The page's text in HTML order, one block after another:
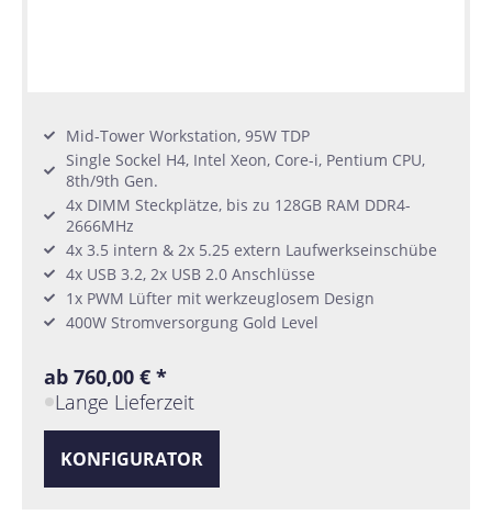
Mid-Tower Workstation, 95W TDP
Single Sockel H4, Intel Xeon, Core-i, Pentium CPU,
8th/9th Gen.
4x DIMM Steckplätze, bis zu 128GB RAM DDR4-
2666MHz
4x 3.5 intern & 2x 5.25 extern Laufwerkseinschübe
4x USB 3.2, 2x USB 2.0 Anschlüsse
1x PWM Lüfter mit werkzeuglosem Design
400W Stromversorgung Gold Level
ab 760,00 € *
Lange Lieferzeit
KONFIGURATOR